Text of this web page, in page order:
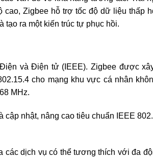
Zigbee hỗ trợ tốc độ dữ liệu thấp
tạo ra một kiến ​​trúc tự phục hồi.
và Điện tử (IEEE). Zigbee được
cho mạng khu vực cá nhân
MHz.
nhật, nâng cao tiêu chuẩn IEEE
dịch vụ có thể tương thích với đa